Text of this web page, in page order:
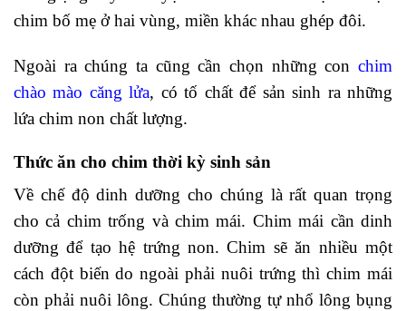
chim bố mẹ ở hai vùng, miền khác nhau ghép đôi.
Ngoài ra chúng ta cũng cần chọn những con chim
chào mào căng lửa, có tố chất để sản sinh ra những
lứa chim non chất lượng.
Thức ăn cho chim thời kỳ sinh sản
Về chế độ dinh dưỡng cho chúng là rất quan trọng
cho cả chim trống và chim mái. Chim mái cần dinh
dưỡng để tạo hệ trứng non. Chim sẽ ăn nhiều một
cách đột biến do ngoài phải nuôi trứng thì chim mái
còn phải nuôi lông. Chúng thường tự nhổ lông bụng